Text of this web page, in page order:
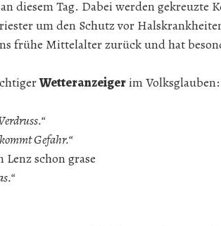
diesem Tag. Dabei werden gekreuzte
um den Schutz vor
frühe Mittelalter zurück und hat
Wetteranzeigerim Volksglauben:
Gefahr.“
schon grase